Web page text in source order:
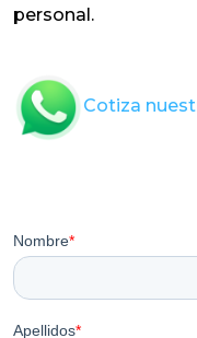
personal.
Cotiza